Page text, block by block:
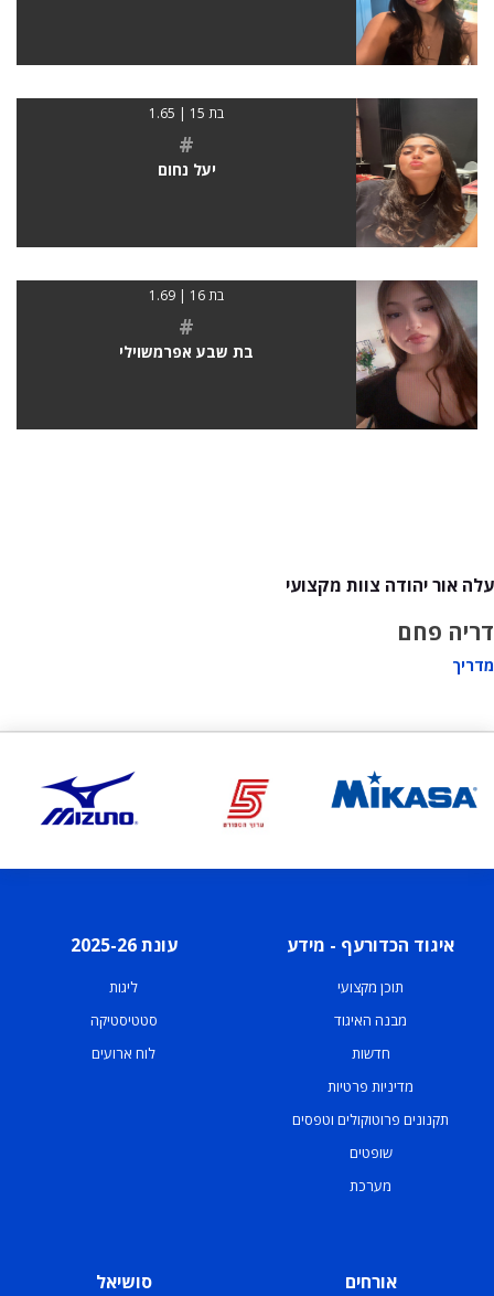
בת 15 | 1.65
#
יעל נחום
בת 16 | 1.69
#
בת שבע אפרמשוילי
עלה אור יהודה צוות מקצועי
דריה פחם
מדריך
איגוד הכדורעף - מידע
תוכן מקצועי
מבנה האיגוד
חדשות
מדיניות פרטיות
תקנונים פרוטוקולים וטפסים
שופטים
מערכת
עונת 2025-26
ליגות
סטטיסטיקה
לוח ארועים
אורחים סושיאל